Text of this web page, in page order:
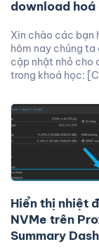
download hoá
Xin chào các bạn
hôm nay chúng
cập nhật nhỏ cho
trong khoá học:
Hiển thị nhiệt
NVMe trên
Summary